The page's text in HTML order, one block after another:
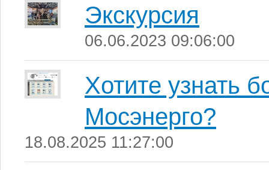
Экскурсия
06.06.2023 09:06:00
Хотите узнать
Мосэнерго?
18.08.2025 11:27:00